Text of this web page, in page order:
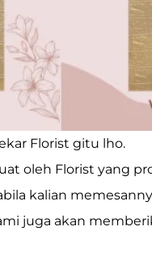
Florist gitu lho.
oleh Florist yang
kalian
juga akan